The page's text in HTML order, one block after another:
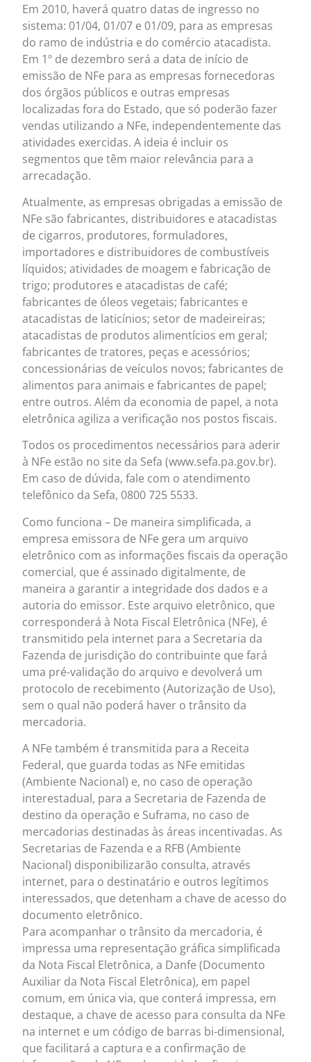
Em 2010, haverá quatro datas de ingresso no
sistema: 01/04, 01/07 e 01/09, para as empresas
do ramo de indústria e do comércio atacadista.
Em 1º de dezembro será a data de início de
emissão de NFe para as empresas fornecedoras
dos órgãos públicos e outras empresas
localizadas fora do Estado, que só poderão fazer
vendas utilizando a NFe, independentemente das
atividades exercidas. A ideia é incluir os
segmentos que têm maior relevância para a
arrecadação.
Atualmente, as empresas obrigadas a emissão de
NFe são fabricantes, distribuidores e atacadistas
de cigarros, produtores, formuladores,
importadores e distribuidores de combustíveis
líquidos; atividades de moagem e fabricação de
trigo; produtores e atacadistas de café;
fabricantes de óleos vegetais; fabricantes e
atacadistas de laticínios; setor de madeireiras;
atacadistas de produtos alimentícios em geral;
fabricantes de tratores, peças e acessórios;
concessionárias de veículos novos; fabricantes de
alimentos para animais e fabricantes de papel;
entre outros. Além da economia de papel, a nota
eletrônica agiliza a verificação nos postos fiscais.
Todos os procedimentos necessários para aderir
à NFe estão no site da Sefa (www.sefa.pa.gov.br).
Em caso de dúvida, fale com o atendimento
telefônico da Sefa, 0800 725 5533.
Como funciona – De maneira simplificada, a
empresa emissora de NFe gera um arquivo
eletrônico com as informações fiscais da operação
comercial, que é assinado digitalmente, de
maneira a garantir a integridade dos dados e a
autoria do emissor. Este arquivo eletrônico, que
corresponderá à Nota Fiscal Eletrônica (NFe), é
transmitido pela internet para a Secretaria da
Fazenda de jurisdição do contribuinte que fará
uma pré-validação do arquivo e devolverá um
protocolo de recebimento (Autorização de Uso),
sem o qual não poderá haver o trânsito da
mercadoria.
A NFe também é transmitida para a Receita
Federal, que guarda todas as NFe emitidas
(Ambiente Nacional) e, no caso de operação
interestadual, para a Secretaria de Fazenda de
destino da operação e Suframa, no caso de
mercadorias destinadas às áreas incentivadas. As
Secretarias de Fazenda e a RFB (Ambiente
Nacional) disponibilizarão consulta, através
internet, para o destinatário e outros legítimos
interessados, que detenham a chave de acesso do
documento eletrônico.
Para acompanhar o trânsito da mercadoria, é
impressa uma representação gráfica simplificada
da Nota Fiscal Eletrônica, a Danfe (Documento
Auxiliar da Nota Fiscal Eletrônica), em papel
comum, em única via, que conterá impressa, em
destaque, a chave de acesso para consulta da NFe
na internet e um código de barras bi-dimensional,
que facilitará a captura e a confirmação de